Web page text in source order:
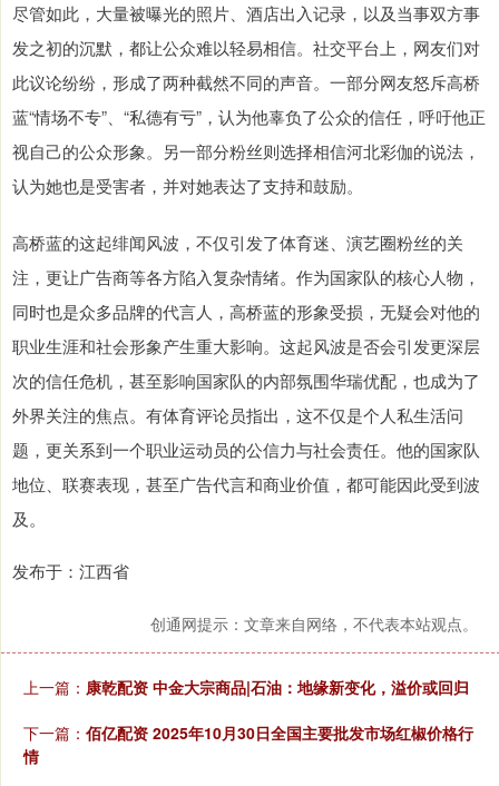
尽管如此，大量被曝光的照片、酒店出入记录，以及当事双方事
发之初的沉默，都让公众难以轻易相信。社交平台上，网友们对
此议论纷纷，形成了两种截然不同的声音。一部分网友怒斥高桥
蓝“情场不专”、“私德有亏”，认为他辜负了公众的信任，呼吁他正
视自己的公众形象。另一部分粉丝则选择相信河北彩伽的说法，
认为她也是受害者，并对她表达了支持和鼓励。
高桥蓝的这起绯闻风波，不仅引发了体育迷、演艺圈粉丝的关
注，更让广告商等各方陷入复杂情绪。作为国家队的核心人物，
同时也是众多品牌的代言人，高桥蓝的形象受损，无疑会对他的
职业生涯和社会形象产生重大影响。这起风波是否会引发更深层
次的信任危机，甚至影响国家队的内部氛围华瑞优配，也成为了
外界关注的焦点。有体育评论员指出，这不仅是个人私生活问
题，更关系到一个职业运动员的公信力与社会责任。他的国家队
地位、联赛表现，甚至广告代言和商业价值，都可能因此受到波
及。
发布于：江西省
创通网提示：文章来自网络，不代表本站观点。
上一篇： 康乾配资 中金大宗商品|石油：地缘新变化，溢价或回归
下一篇： 佰亿配资 2025年10月30日全国主要批发市场红椒价格行
情